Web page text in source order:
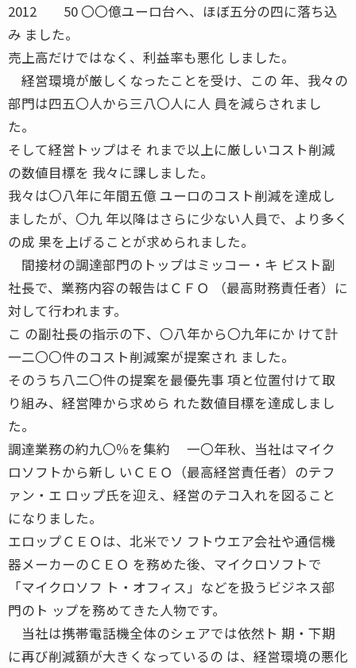
2012 50 〇〇億ユーロ台へ、ほぼ五分の四に落ち込
み ました。
売上高だけではなく、利益率も悪化 しました。
経営環境が厳しくなったことを受け、この 年、我々の
部門は四五〇人から三八〇人に人 員を減らされまし
た。
そして経営トップはそ れまで以上に厳しいコスト削減
の数値目標を 我々に課しました。
我々は〇八年に年間五億 ユーロのコスト削減を達成し
ましたが、〇九 年以降はさらに少ない人員で、より多く
の成 果を上げることが求められました。
間接材の調達部門のトップはミッコー・キ ビスト副
社長で、業務内容の報告はＣＦＯ （最高財務責任者）に
対して行われます。
こ の副社長の指示の下、〇八年から〇九年にか けて計
一二〇〇件のコスト削減案が提案され ました。
そのうち八二〇件の提案を最優先事 項と位置付けて取
り組み、経営陣から求めら れた数値目標を達成しまし
た。
調達業務の約九〇％を集約 一〇年秋、当社はマイク
ロソフトから新し いＣＥＯ（最高経営責任者）のテフ
ァン・エ ロップ氏を迎え、経営のテコ入れを図ること
になりました。
エロップＣＥＯは、北米でソ フトウエア会社や通信機
器メーカーのＣＥＯ を務めた後、マイクロソフトで
「マイクロソフ ト・オフィス」などを扱うビジネス部
門のト ップを務めてきた人物です。
当社は携帯電話機全体のシェアでは依然ト 期・下期
に再び削減額が大きくなっているの は、経営環境の悪化